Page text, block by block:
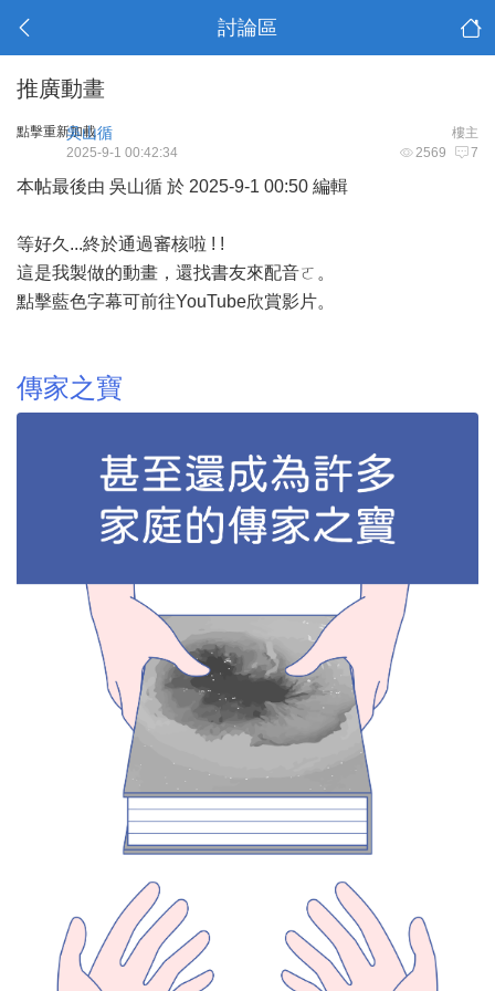
討論區
推廣動畫
點擊重新加載 樓主
吳山循
2569 7
2025-9-1 00:42:34
本帖最後由 吳山循 於 2025-9-1 00:50 編輯
等好久...終於通過審核啦 ! !
這是我製做的動畫，還找書友來配音ㄛ。
點擊藍色字幕可前往YouTube欣賞影片。
傳家之寶